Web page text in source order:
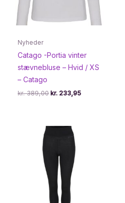
Nyheder
Catago -Portia vinter
stævnebluse – Hvid / XS
– Catago
kr.389,00 Den
kr. 389,00.
kr. 233,95Den